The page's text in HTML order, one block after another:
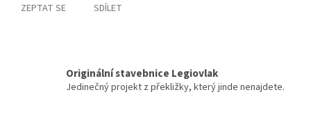
ZEPTAT SE SDÍLET
Originální stavebnice Legiovlak
Jedinečný projekt z překližky, který jinde nenajdete.